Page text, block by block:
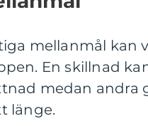
mellanmål kan
En skillnad
medan andra
länge.